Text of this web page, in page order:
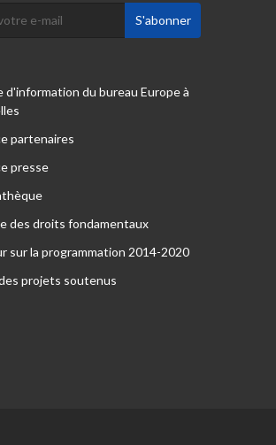
d'information du bureau Europe à
partenaires
presse
des droits fondamentaux
sur la programmation 2014-2020
projets soutenus